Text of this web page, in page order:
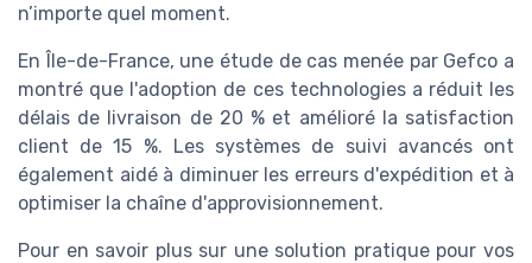
n’importe quel moment.
En Île-de-France, une étude de cas menée par Gefco a
montré que l'adoption de ces technologies a réduit les
délais de livraison de 20 % et amélioré la satisfaction
client de 15 %. Les systèmes de suivi avancés ont
également aidé à diminuer les erreurs d'expédition et à
optimiser la chaîne d'approvisionnement.
Pour en savoir plus sur une solution pratique pour vos